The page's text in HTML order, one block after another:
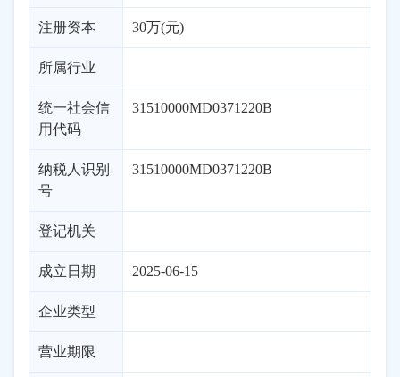
注册资本 30万(元)
所属行业
统一社会信
用代码
31510000MD0371220B
纳税人识别
号
31510000MD0371220B
登记机关
成立日期 2025-06-15
企业类型
营业期限